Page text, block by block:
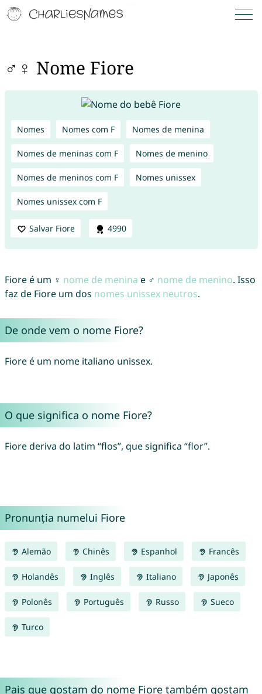
♂♀ Nome Fiore
Nomes Nomes com F Nomes de menina
Nomes de meninas com F Nomes de menino
Nomes de meninos com F Nomes unissex
Nomes unissex com F
Salvar Fiore 4990
Fiore é um ♀ nome de menina e ♂ nome de menino. Isso
faz de Fiore um dos nomes unissex neutros.
De onde vem o nome Fiore?
Fiore é um nome italiano unissex.
O que significa o nome Fiore?
Fiore deriva do latim “flos”, que significa “flor”.
Pronunția numelui Fiore
Alemão Chinês Espanhol Francês
Holandês Inglês Italiano Japonês
Polonês Português Russo Sueco
Turco
Pais que gostam do nome Fiore também gostam